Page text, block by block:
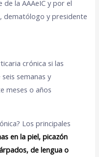
la AAAeIC y por el
dematólogo y presidente
crónica si las
semanas y
meses o años
Los principales
en la piel, picazón
de lengua o